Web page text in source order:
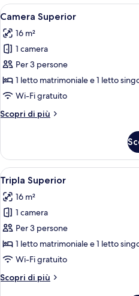
Apri
tutte
le
foto
per
Camera
Superior
3
Camera Superior
16 m²
1 camera
Per 3 persone
1 letto matrimoniale e 1 letto
Wi-Fi gratuito
Scopri di più
Altri
Superior
Apri
tutte
le
foto
per
Tripla
Superior
3
Tripla Superior
16 m²
1 camera
Per 3 persone
1 letto matrimoniale e 1 letto
Wi-Fi gratuito
Scopri di più
Altri